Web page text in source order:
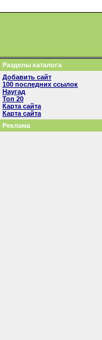
Разделы каталога
Добавить сайт
100 последних ссылок
Наугад
Топ 20
Карта сайта
Карта сайта
Реклама